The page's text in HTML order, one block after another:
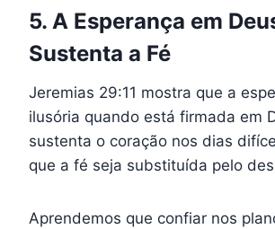
5. A Esperança em
Sustenta a Fé
Jeremias 29:11 mostra que a
ilusória quando está firmada em
sustenta o coração nos dias
que a fé seja substituída pelo
Aprendemos que confiar nos